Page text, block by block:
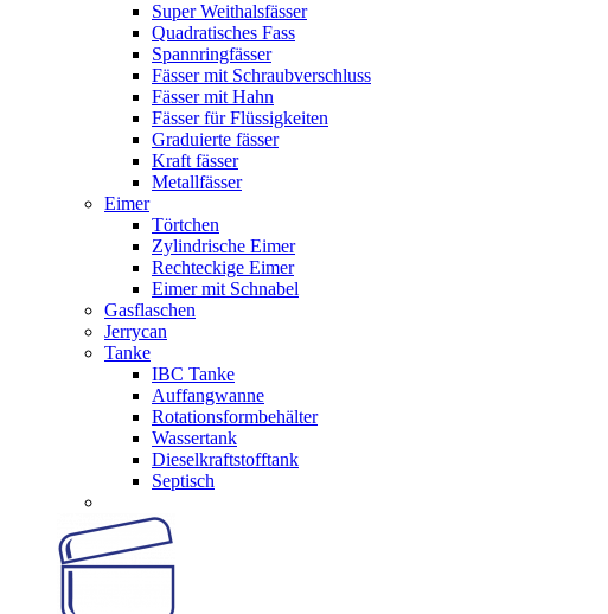
Super Weithalsfässer
Quadratisches Fass
Spannringfässer
Fässer mit Schraubverschluss
Fässer mit Hahn
Fässer für Flüssigkeiten
Graduierte fässer
Kraft fässer
Metallfässer
Eimer
Törtchen
Zylindrische Eimer
Rechteckige Eimer
Eimer mit Schnabel
Gasflaschen
Jerrycan
Tanke
IBC Tanke
Auffangwanne
Rotationsformbehälter
Wassertank
Dieselkraftstofftank
Septisch